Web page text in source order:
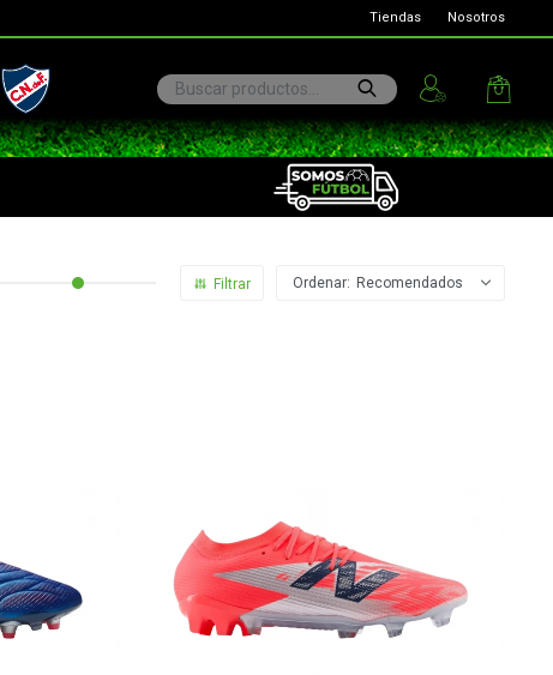
Nacional
Tiendas Nosotros
Recomendados